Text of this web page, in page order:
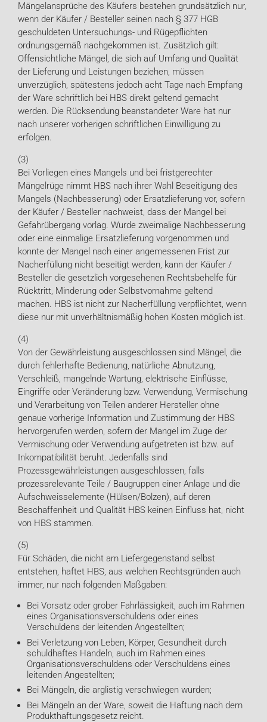
Mängelansprüche des Käufers bestehen grundsätzlich nur,
wenn der Käufer / Besteller seinen nach § 377 HGB
geschuldeten Untersuchungs- und Rügepflichten
ordnungsgemäß nachgekommen ist. Zusätzlich gilt:
Offensichtliche Mängel, die sich auf Umfang und Qualität
der Lieferung und Leistungen beziehen, müssen
unverzüglich, spätestens jedoch acht Tage nach Empfang
der Ware schriftlich bei HBS direkt geltend gemacht
werden. Die Rücksendung beanstandeter Ware hat nur
nach unserer vorherigen schriftlichen Einwilligung zu
erfolgen.
(3)
Bei Vorliegen eines Mangels und bei fristgerechter
Mängelrüge nimmt HBS nach ihrer Wahl Beseitigung des
Mangels (Nachbesserung) oder Ersatzlieferung vor, sofern
der Käufer / Besteller nachweist, dass der Mangel bei
Gefahrübergang vorlag. Wurde zweimalige Nachbesserung
oder eine einmalige Ersatzlieferung vorgenommen und
konnte der Mangel nach einer angemessenen Frist zur
Nacherfüllung nicht beseitigt werden, kann der Käufer /
Besteller die gesetzlich vorgesehenen Rechtsbehelfe für
Rücktritt, Minderung oder Selbstvornahme geltend
machen. HBS ist nicht zur Nacherfüllung verpflichtet, wenn
diese nur mit unverhältnismäßig hohen Kosten möglich ist.
(4)
Von der Gewährleistung ausgeschlossen sind Mängel, die
durch fehlerhafte Bedienung, natürliche Abnutzung,
Verschleiß, mangelnde Wartung, elektrische Einflüsse,
Eingriffe oder Veränderung bzw. Verwendung, Vermischung
und Verarbeitung von Teilen anderer Hersteller ohne
genaue vorherige Information und Zustimmung der HBS
hervorgerufen werden, sofern der Mangel im Zuge der
Vermischung oder Verwendung aufgetreten ist bzw. auf
Inkompatibilität beruht. Jedenfalls sind
Prozessgewährleistungen ausgeschlossen, falls
prozessrelevante Teile / Baugruppen einer Anlage und die
Aufschweisselemente (Hülsen/Bolzen), auf deren
Beschaffenheit und Qualität HBS keinen Einfluss hat, nicht
von HBS stammen.
(5)
Für Schäden, die nicht am Liefergegenstand selbst
entstehen, haftet HBS, aus welchen Rechtsgründen auch
immer, nur nach folgenden Maßgaben:
Bei Vorsatz oder grober Fahrlässigkeit, auch im Rahmen
eines Organisationsverschuldens oder eines
Verschuldens der leitenden Angestellten;
Bei Verletzung von Leben, Körper, Gesundheit durch
schuldhaftes Handeln, auch im Rahmen eines
Organisationsverschuldens oder Verschuldens eines
leitenden Angestellten;
Bei Mängeln, die arglistig verschwiegen wurden;
Bei Mängeln an der Ware, soweit die Haftung nach dem
Produkthaftungsgesetz reicht.